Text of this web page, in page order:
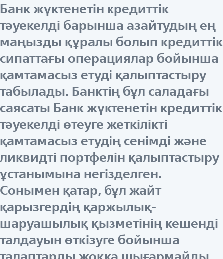
Банк жүктенетін кредиттік
тәуекелді барынша азайтудың ең
маңызды құралы болып кредиттік
сипаттағы операциялар бойынша
қамтамасыз етуді қалыптастыру
табылады. Банктің бұл саладағы
саясаты Банк жүктенетін кредиттік
тәуекелді өтеуге жеткілікті
қамтамасыз етудің сенімді және
ликвидті портфелін қалыптастыру
ұстанымына негізделген.
Сонымен қатар, бұл жайт
қарызгердің қаржылық-
шаруашылық қызметінің кешенді
талдауын өткізуге бойынша